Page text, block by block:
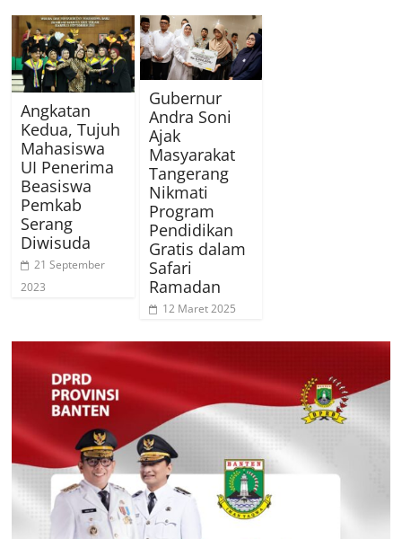
Angkatan
Kedua, Tujuh
Mahasiswa
UI Penerima
Beasiswa
Pemkab
Serang
Diwisuda
21 September
2023
Gubernur
Andra Soni
Ajak
Masyarakat
Tangerang
Nikmati
Program
Pendidikan
Gratis dalam
Safari
Ramadan
12 Maret 2025